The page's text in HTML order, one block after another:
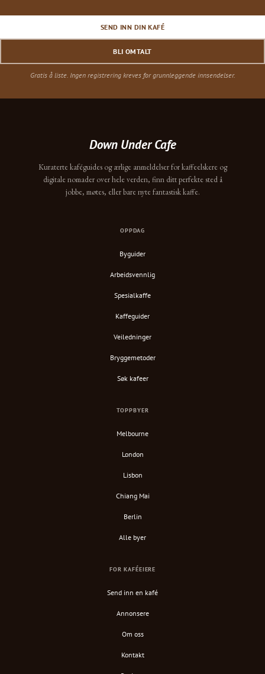
SEND INN DIN KAFÉ
BLI OMTALT
Gratis å liste. Ingen registrering kreves for grunnleggende innsendelser.
Down Under Cafe
Kuraterte kaféguides og ærlige anmeldelser for kaffeelskere og
digitale nomader over hele verden, finn ditt perfekte sted å
jobbe, møtes, eller bare nyte fantastisk kaffe.
OPPDAG
Byguider
Arbeidsvennlig
Spesialkaffe
Kaffeguider
Veiledninger
Bryggemetoder
Søk kafeer
TOPPBYER
Melbourne
London
Lisbon
Chiang Mai
Berlin
Alle byer
FOR KAFÉEIERE
Send inn en kafé
Annonsere
Om oss
Kontakt